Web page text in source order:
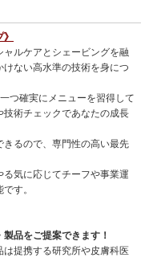
ルケアとシェービングを融
ない高水準の技術を身につ
つ確実にメニューを習得して
術チェックであなたの成長
るので、専門性の高い最先
気に応じてチーフや事業運
す。
品をご提案できます！
提携する研究所や皮膚科医